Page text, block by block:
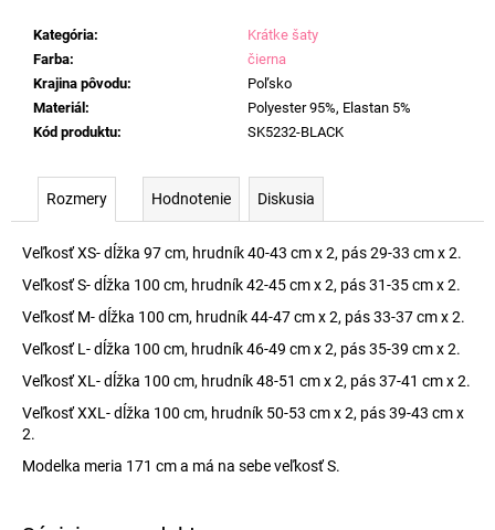
Kategória:
Krátke šaty
Farba:
čierna
Krajina pôvodu:
Poľsko
Materiál :
Polyester 95%, Elastan 5%
Kód produktu: SK5232-BLACK
Rozmery Hodnotenie Diskusia
Veľkosť XS- dĺžka 97 cm, hrudník 40-43 cm x 2, pás 29-33 cm x 2.
Veľkosť S- dĺžka 100 cm, hrudník 42-45 cm x 2, pás 31-35 cm x 2.
Veľkosť M- dĺžka 100 cm, hrudník 44-47 cm x 2, pás 33-37 cm x 2.
Veľkosť L- dĺžka 100 cm, hrudník 46-49 cm x 2, pás 35-39 cm x 2.
Veľkosť XL- dĺžka 100 cm, hrudník 48-51 cm x 2, pás 37-41 cm x 2.
Veľkosť XXL- dĺžka 100 cm, hrudník 50-53 cm x 2, pás 39-43 cm x
2.
Modelka meria 171 cm a má na sebe veľkosť S.